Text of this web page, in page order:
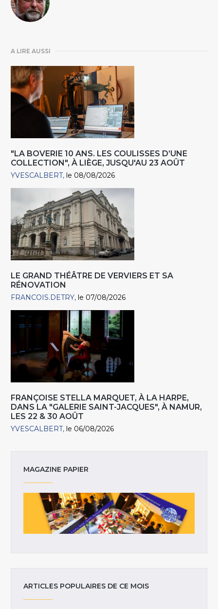
A LIRE AUSSI
"LA BOVERIE 10 ANS. LES COULISSES D’UNE
COLLECTION", À LIÈGE, JUSQU'AU 23 AOÛT
YVESCALBERT le 08/08/2026
LE GRAND THÉÂTRE DE VERVIERS ET SA
RÉNOVATION
FRANCOIS.DETRY le 07/08/2026
FRANÇOISE STELLA MARQUET, À LA HARPE,
DANS LA "GALERIE SAINT-JACQUES", À NAMUR,
LES 22 & 30 AOÛT
YVESCALBERT le 06/08/2026
MAGAZINE PAPIER
ARTICLES POPULAIRES DE CE MOIS